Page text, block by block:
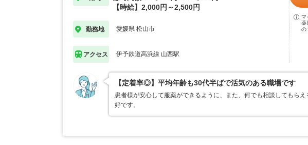
【時給】2,000円～2,500円
勤務地 愛媛県 松山市
アクセス 伊予鉄道高浜線 山西駅
マ
薬
の
【定着率◎】平均年齢も30代半ばで活気のある職場です
患者様が安心して服薬ができるように、また、何でも相談してもら
好です。